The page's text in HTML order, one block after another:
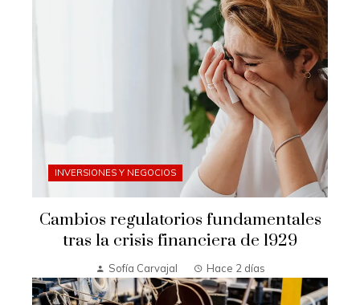
INVERSIONES Y NEGOCIOS
Cambios regulatorios fundamentales
tras la crisis financiera de 1929
Sofía Carvajal Hace 2 días